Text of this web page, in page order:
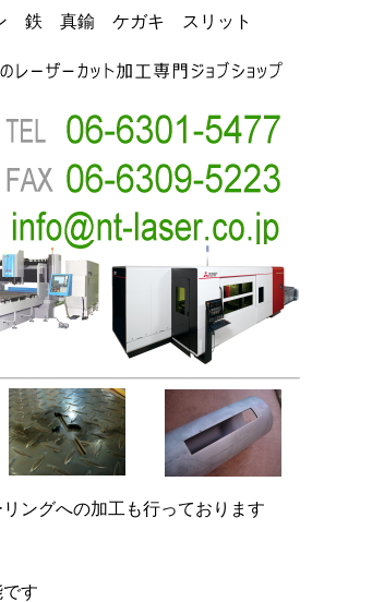
ン 鉄 真鍮 ケガキ スリット
ングへの加工も行っております
す